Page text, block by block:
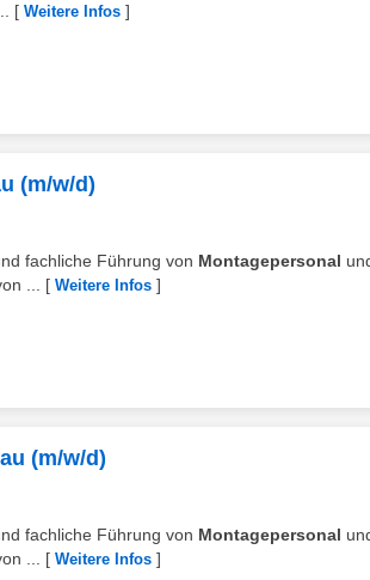
[ Weitere Infos ]
(m/w/d)
fachliche Führung von Montagepersonal
...
[ Weitere Infos ]
(m/w/d)
fachliche Führung von Montagepersonal
...
[ Weitere Infos ]